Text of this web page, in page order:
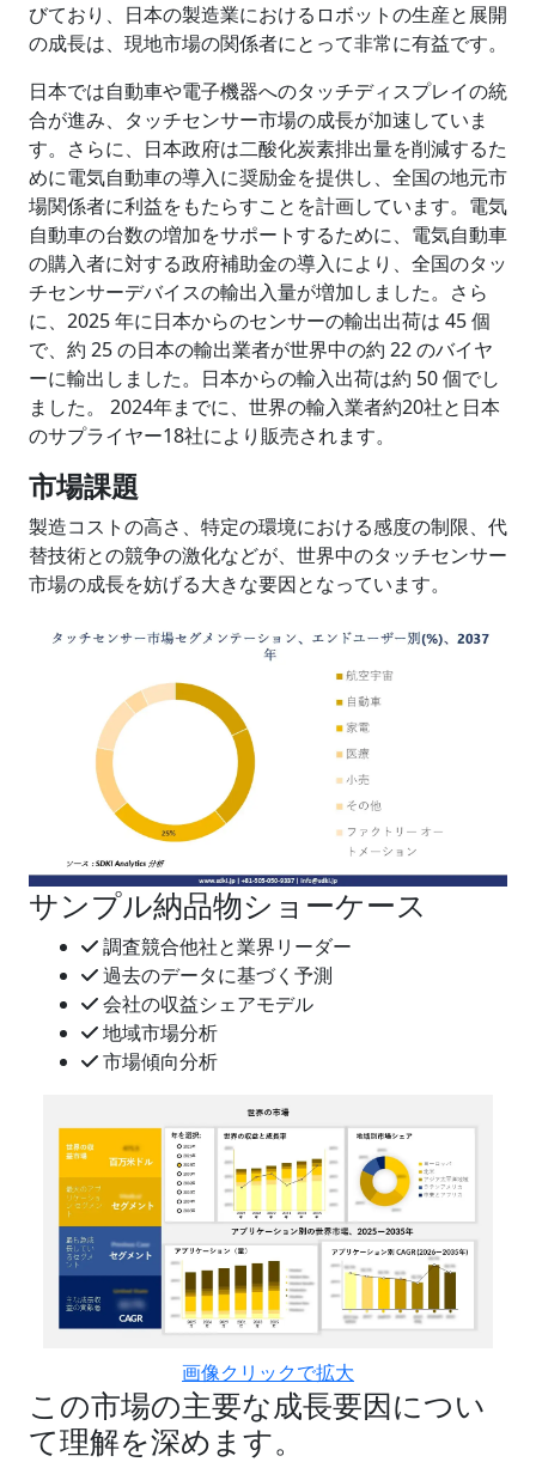
びており、日本の製造業におけるロボットの生産と展開
の成長は、現地市場の関係者にとって非常に有益です。
日本では自動車や電子機器へのタッチディスプレイの統
合が進み、タッチセンサー市場の成長が加速していま
す。さらに、日本政府は二酸化炭素排出量を削減するた
めに電気自動車の導入に奨励金を提供し、全国の地元市
場関係者に利益をもたらすことを計画しています。電気
自動車の台数の増加をサポートするために、電気自動車
の購入者に対する政府補助金の導入により、全国のタッ
チセンサーデバイスの輸出入量が増加しました。さら
に、2025 年に日本からのセンサーの輸出出荷は 45 個
で、約 25 の日本の輸出業者が世界中の約 22 のバイヤ
ーに輸出しました。日本からの輸入出荷は約 50 個でし
ました。 2024年までに、世界の輸入業者約20社と日本
のサプライヤー18社により販売されます。
市場課題
製造コストの高さ、特定の環境における感度の制限、代
替技術との競争の激化などが、世界中のタッチセンサー
市場の成長を妨げる大きな要因となっています。
サンプル納品物ショーケース
調査競合他社と業界リーダー
過去のデータに基づく予測
会社の収益シェアモデル
地域市場分析
市場傾向分析
画像クリックで拡大
この市場の主要な成長要因につい
て理解を深めます。